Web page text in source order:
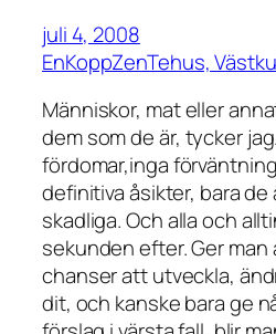
juli 4, 2008
EnKoppZenTehus,
Människor, mat eller
dem som de är, tycker
fördomar,inga
definitiva åsikter, bara de
skadliga. Och alla och
sekunden efter. Ger man
chanser att utveckla,
dit, och kanske bara ge